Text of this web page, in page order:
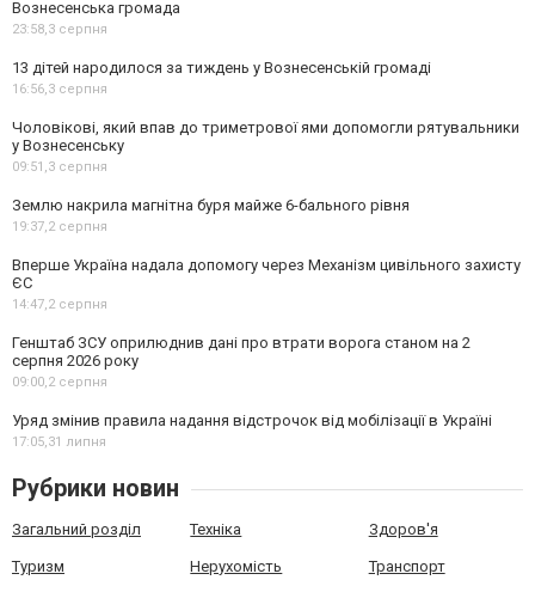
Вознесенська громада
23:58,3 серпня
13 дітей народилося за тиждень у Вознесенській громаді
16:56,3 серпня
Чоловікові, який впав до триметрової ями допомогли рятувальники
у Вознесенську
09:51,3 серпня
Землю накрила магнітна буря майже 6-бального рівня
19:37,2 серпня
Вперше Україна надала допомогу через Механізм цивільного захисту
ЄС
14:47,2 серпня
Генштаб ЗСУ оприлюднив дані про втрати ворога станом на 2
серпня 2026 року
09:00,2 серпня
Уряд змінив правила надання відстрочок від мобілізації в Україні
17:05,31 липня
Рубрики новин
Загальний розділ Техніка Здоров'я
Туризм Нерухомість Транспорт